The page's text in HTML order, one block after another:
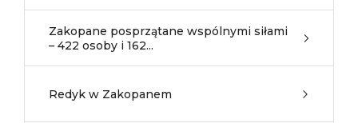
Zakopane posprzątane wspólnymi siłami
– 422 osoby i 162...
Redyk w Zakopanem